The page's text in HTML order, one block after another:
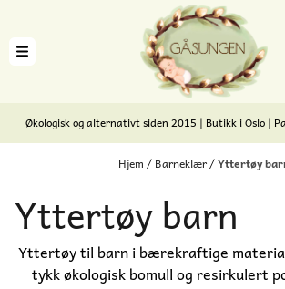
Økologisk og alternativt siden 2015 | Butikk i Oslo |
Hjem / Barneklær/Yttertøy
Yttertøy barn
Yttertøy til barn i bærekraftige
tykk økologisk bomull og resirkulert